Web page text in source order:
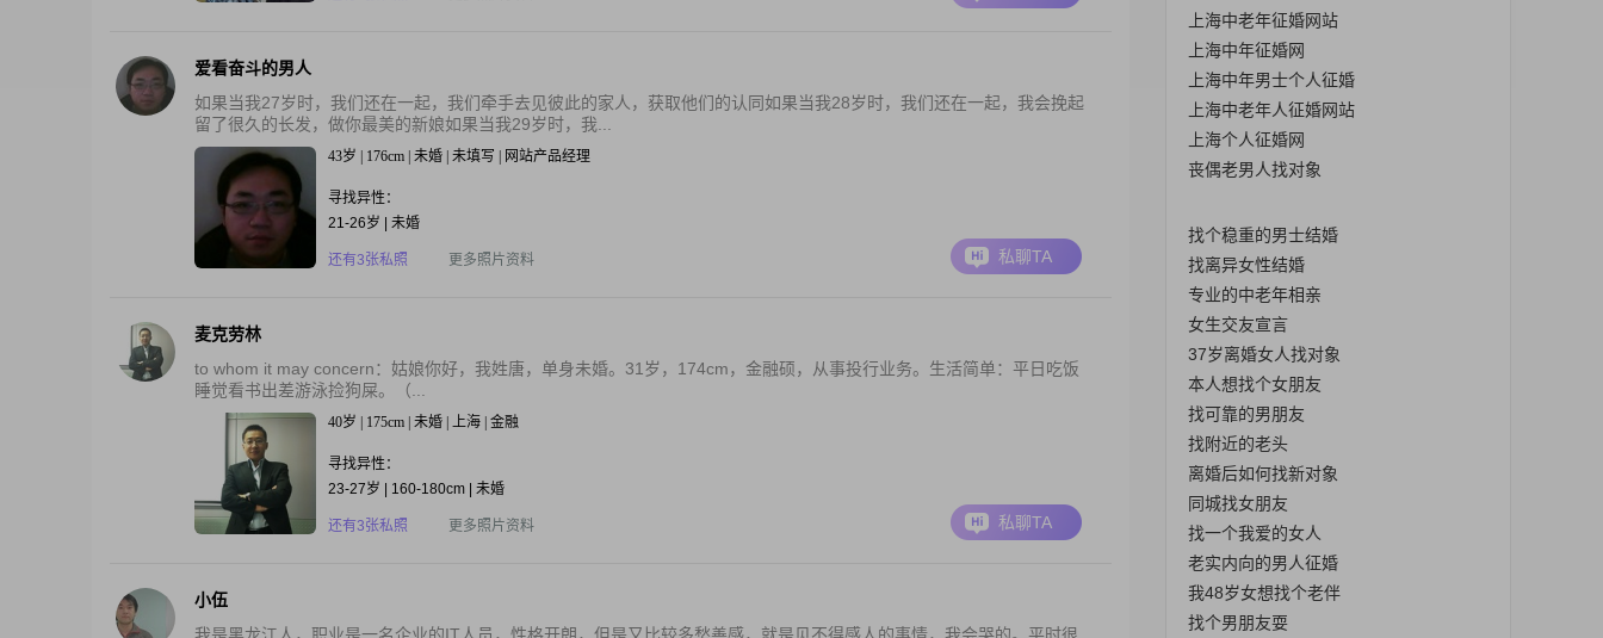
爱看奋斗的男人
如果当我27岁时，我们还在一起，我们牵手去见彼此的家人，获取他们的认同如果当我28岁时，我们还在一起，我会挽起
留了很久的长发，做你最美的新娘如果当我29岁时，我...
43岁 | 176cm | 未婚 | 未填写 | 网站产品经理
寻找异性：
21-26岁 | 未婚
还有3张私照 更多照片资料 私聊TA
麦克劳林
to whom it may concern：姑娘你好，我姓唐，单身未婚。31岁，174cm，金融硕，从事投行业务。生活简单：平日吃饭
睡觉看书出差游泳捡狗屎。（...
40岁 | 175cm | 未婚 | 上海 | 金融
寻找异性：
23-27岁 | 160-180cm | 未婚
还有3张私照 更多照片资料 私聊TA
小伍
上海中老年征婚网站
上海中年征婚网
上海中年男士个人征婚
上海中老年人征婚网站
上海个人征婚网
丧偶老男人找对象
找个稳重的男士结婚
找离异女性结婚
专业的中老年相亲
女生交友宣言
37岁离婚女人找对象
本人想找个女朋友
找可靠的男朋友
找附近的老头
离婚后如何找新对象
同城找女朋友
找一个我爱的女人
老实内向的男人征婚
我48岁女想找个老伴
找个男朋友耍